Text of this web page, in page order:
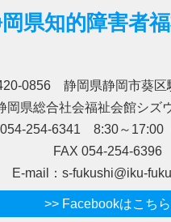
県知的障害者
0856 静岡県静岡市葵区
岡県総合社会福祉会館シズ
254-6341 8:30～17:00
FAX 054-254-6396
E-mail：s-fukushi@iku-
>> Facebookはこちら